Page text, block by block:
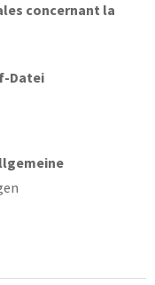
concernant la
Datei